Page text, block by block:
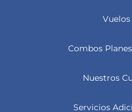
Vuelos
Combos
Nuestros
Servicios